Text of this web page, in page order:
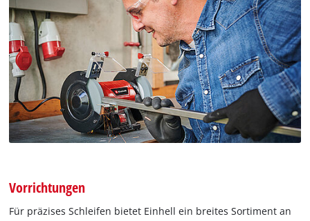
Vorrichtungen
Für präzises Schleifen bietet Einhell ein breites Sortiment an